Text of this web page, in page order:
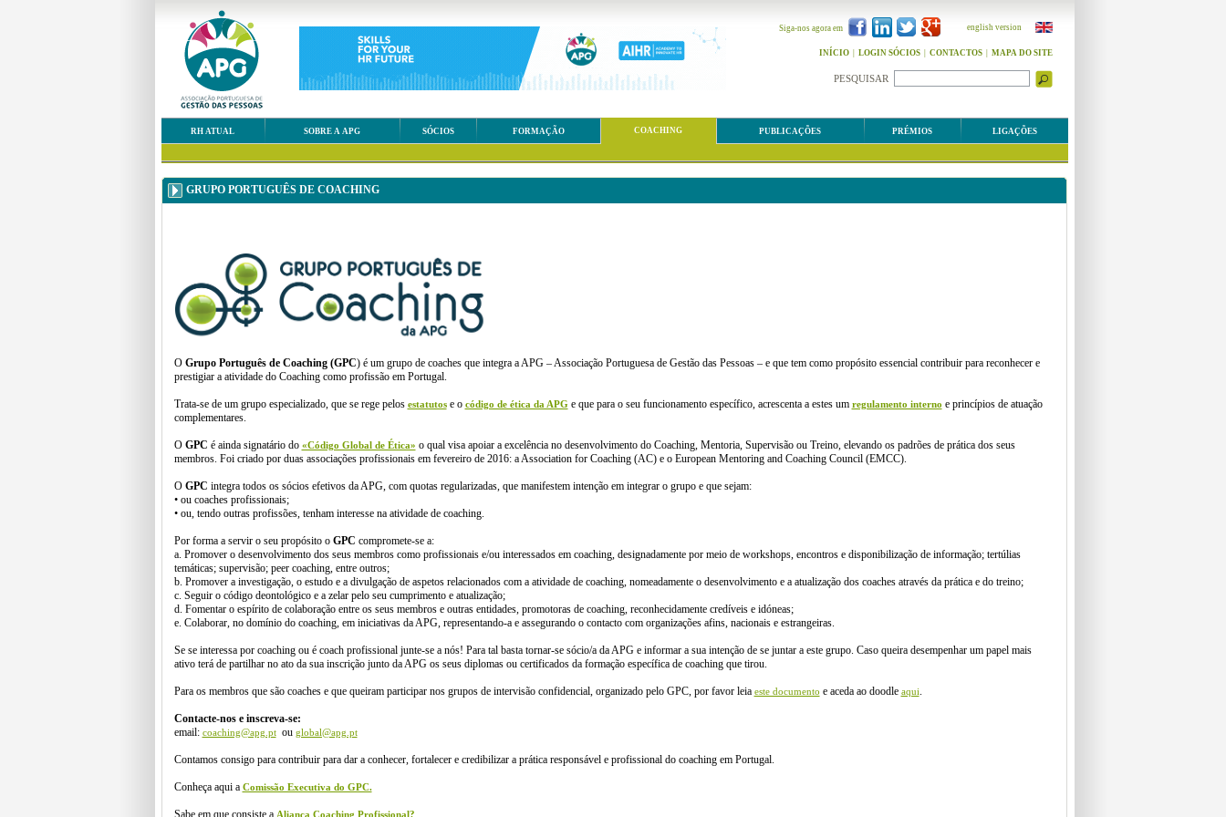
Siga-nos agora em english version
INÍCIO| LOGIN SÓCIOS| CONTACTOS| MAPA DO SITE
PESQUISAR
RH ATUAL SOBRE A APG SÓCIOS FORMAÇÃO COACHING PUBLICAÇÕES PRÉMIOS LIGAÇÕES
GRUPO PORTUGUÊS DE COACHING
O Grupo Português de Coaching (GPC) é um grupo de coaches que integra a APG – Associação Portuguesa de Gestão das Pessoas – e que tem como propósito essencial contribuir para reconhecer e
prestigiar a atividade do Coaching como profissão em Portugal.
Trata-se de um grupo especializado, que se rege pelos estatutose o código de ética da APGe que para o seu funcionamento específico, acrescenta a estes um regulamento interno e princípios de atuação
complementares.
O GPC é ainda signatário do «Código Global de Ética» o qual visa apoiar a excelência no desenvolvimento do Coaching, Mentoria, Supervisão ou Treino, elevando os padrões de prática dos seus
membros. Foi criado por duas associações profissionais em fevereiro de 2016: a Association for Coaching (AC) e o European Mentoring and Coaching Council (EMCC).
O GPC integra todos os sócios efetivos da APG, com quotas regularizadas, que manifestem intenção em integrar o grupo e que sejam:
• ou coaches profissionais;
• ou, tendo outras profissões, tenham interesse na atividade de coaching.
Por forma a servir o seu propósito o GPC compromete-se a:
a. Promover o desenvolvimento dos seus membros como profissionais e/ou interessados em coaching, designadamente por meio de workshops, encontros e disponibilização de informação; tertúlias
temáticas; supervisão; peer coaching, entre outros;
b. Promover a investigação, o estudo e a divulgação de aspetos relacionados com a atividade de coaching, nomeadamente o desenvolvimento e a atualização dos coaches através da prática e do treino;
c. Seguir o código deontológico e a zelar pelo seu cumprimento e atualização;
d. Fomentar o espírito de colaboração entre os seus membros e outras entidades, promotoras de coaching, reconhecidamente credíveis e idóneas;
e. Colaborar, no domínio do coaching, em iniciativas da APG, representando-a e assegurando o contacto com organizações afins, nacionais e estrangeiras.
Se se interessa por coaching ou é coach profissional junte-se a nós! Para tal basta tornar-se sócio/a da APG e informar a sua intenção de se juntar a este grupo. Caso queira desempenhar um papel mais
ativo terá de partilhar no ato da sua inscrição junto da APG os seus diplomas ou certificados da formação específica de coaching que tirou.
Para os membros que são coaches e que queiram participar nos grupos de intervisão confidencial, organizado pelo GPC, por favor leia este documento e aceda ao doodle aqui.
Contacte-nos e inscreva-se:
email: coaching@apg.ptou global@apg.pt
Contamos consigo para contribuir para dar a conhecer, fortalecer e credibilizar a prática responsável e profissional do coaching em Portugal.
Conheça aqui a Comissão Executiva do GPC.
Sabe em que consiste a Aliança Coaching Profissional?